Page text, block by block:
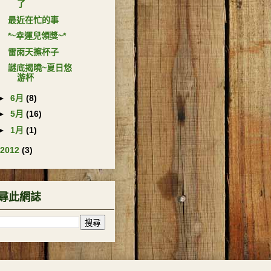
了
最近在忙的事
*~幸運兒領獎~*
雷雨天擦杯子
謎底揭曉~夏日悠
游杯
6月 (8)
5月 (16)
1月 (1)
2012 (3)
此網誌